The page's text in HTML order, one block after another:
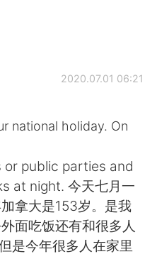
文
2020.07.01 06:21
national holiday. On
public parties and
at night. 今天七月一
拿大是153岁。是我
面吃饭还有和很多人
是今年很多人在家里